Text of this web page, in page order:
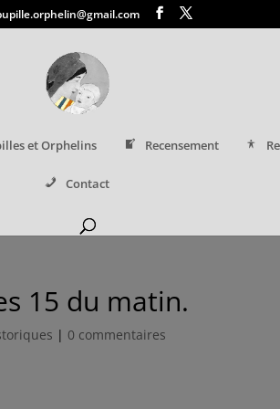
et Orphelins Recensement
Contact
15 du matin.
| 0 commentaires